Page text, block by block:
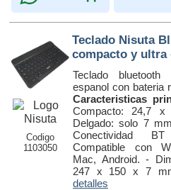
Codigo
1103050
Teclado Nisuta
compacto y ultra
Teclado
espanol con bateria
Caracteristicas
Compacto: 24,7
Delgado: solo 7
Conectividad
Compatible con
Mac, Android. -
247 x 150 x 7
detalles